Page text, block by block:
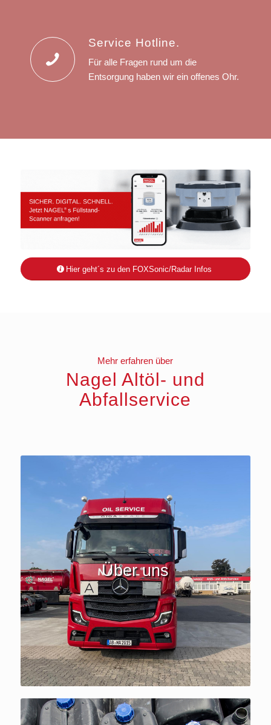
Service Hotline.
Für alle Fragen rund um die
Entsorgung haben wir ein offenes Ohr.
Hier geht´s zu den FOXSonic/Radar Infos
Mehr erfahren über
Nagel Altöl- und
Abfallservice
Über uns